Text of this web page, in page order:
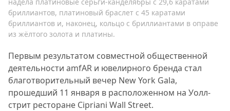
бриллиантов, платиновый браслет с 45 каратами
бриллиантов и, наконец, кольцо с бриллиантами в оправе
из жёлтого золота и платины.
Первым результатом совместной общественной
деятельности amfAR и ювелирного бренда стал
благотворительный вечер New York Gala,
прошедший 11 января в расположенном на Уолл-
стрит ресторане Cipriani Wall Street.